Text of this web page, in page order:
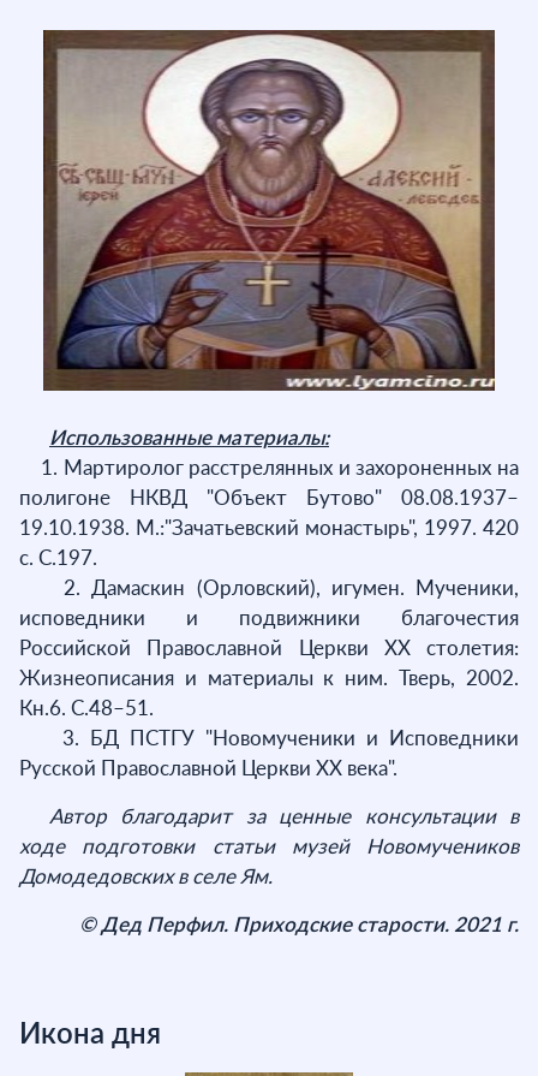
Использованные материалы:
1. Мартиролог расстрелянных и захороненных на
полигоне НКВД "Объект Бутово" 08.08.1937–
19.10.1938. М.:"Зачатьевский монастырь", 1997. 420
с. С.197.
2. Дамаскин (Орловский), игумен. Мученики,
исповедники и подвижники благочестия
Российской Православной Церкви ХХ столетия:
Жизнеописания и материалы к ним. Тверь, 2002.
Кн.6. С.48–51.
3. БД ПСТГУ "Новомученики и Исповедники
Русской Православной Церкви XX века".
Автор благодарит за ценные консультации в
ходе подготовки статьи музей Новомучеников
Домодедовских в селе Ям.
© Дед Перфил. Приходские старости. 2021 г.
Икона дня